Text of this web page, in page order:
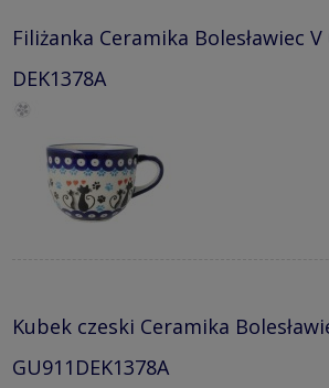
Filiżanka Ceramika Bolesławiec
DEK1378A
Kubek czeski Ceramika
GU911DEK1378A